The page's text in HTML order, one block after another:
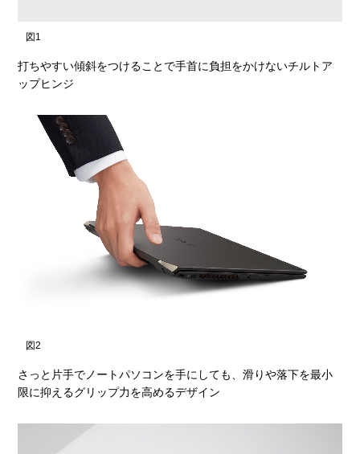
図1
打ちやすい傾斜をつけることで手首に負担をかけないチルトア
ップヒンジ
図2
さっと片手でノートパソコンを手にしても、滑りや落下を最小
限に抑えるグリップ力を高めるデザイン